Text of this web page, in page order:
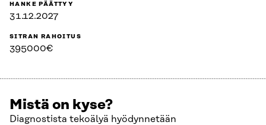
HANKE PÄÄTTYY
31.12.2027
SITRAN RAHOITUS
395000€
Mistä on kyse?
Diagnostista tekoälyä hyödynnetään